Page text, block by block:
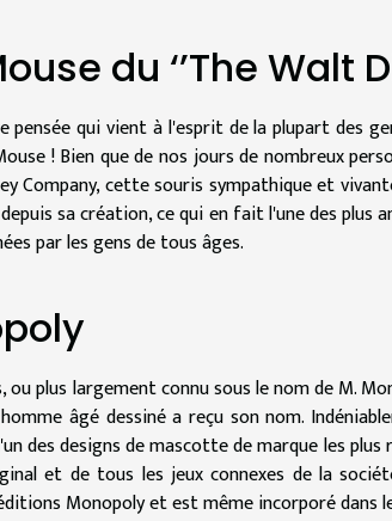
du ‘’The Walt
pensée qui vient à l'esprit de la plupart des
! Bien que de nos jours de nombreux
Company, cette souris sympathique et
sa création, ce qui en fait l'une des plus
par les gens de tous âges.
ou plus largement connu sous le nom de M.
âgé dessiné a reçu son nom.
des designs de mascotte de marque les
et de tous les jeux connexes de la
Monopoly et est même incorporé dans